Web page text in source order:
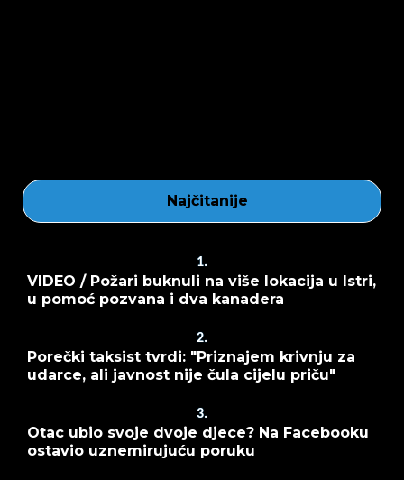
Najčitanije
1.
VIDEO / Požari buknuli na više lokacija u Istri,
u pomoć pozvana i dva kanadera
2.
Porečki taksist tvrdi: "Priznajem krivnju za
udarce, ali javnost nije čula cijelu priču"
3.
Otac ubio svoje dvoje djece? Na Facebooku
ostavio uznemirujuću poruku